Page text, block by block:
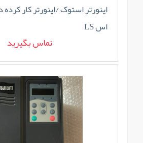
اینورتر استوک /اینورتر کار
اس LS
تماس بگیرید